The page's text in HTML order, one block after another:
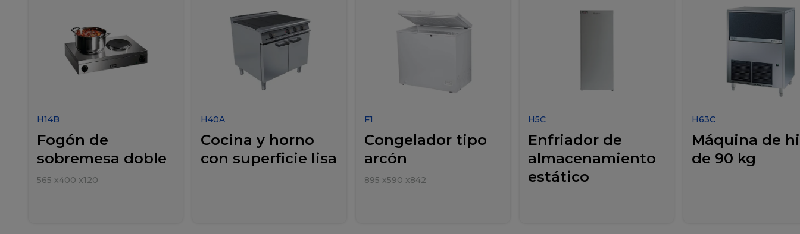
H14B
Fogón de
sobremesa doble
565 x400 x120
H40A
Cocina y horno
con superficie lisa
F1
Congelador tipo
arcón
895 x590 x842
H5C
Enfriador de
almacenamiento
estático
H63C
Máquina de
de 90 kg